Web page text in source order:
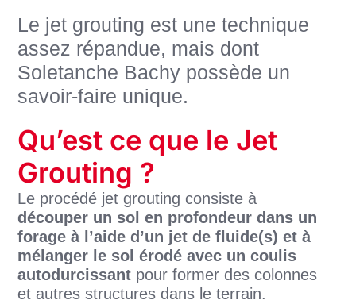
Le jet grouting est une technique
assez répandue, mais dont
Soletanche Bachy possède un
savoir-faire unique.
Qu’est ce que le Jet
Grouting ?
Le procédé jet grouting consiste à
découper un sol en profondeur dans un
forage à l’aide d’un jet de fluide(s) et à
mélanger le sol érodé avec un coulis
autodurcissant pour former des colonnes
et autres structures dans le terrain.